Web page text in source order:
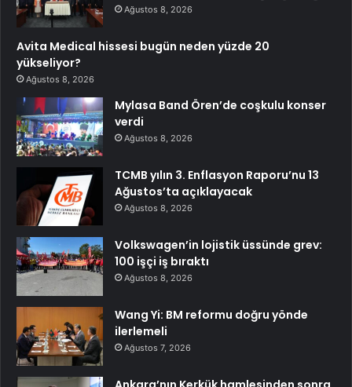
Ağustos 8, 2026
Avita Medical hissesi bugün neden yüzde 20
yükseliyor?
Ağustos 8, 2026
Mylasa Band Ören’de coşkulu konser
verdi
Ağustos 8, 2026
TCMB yılın 3. Enflasyon Raporu’nu 13
Ağustos’ta açıklayacak
Ağustos 8, 2026
Volkswagen’in lojistik üssünde grev:
100 işçi iş bıraktı
Ağustos 8, 2026
Wang Yi: BM reformu doğru yönde
ilerlemeli
Ağustos 7, 2026